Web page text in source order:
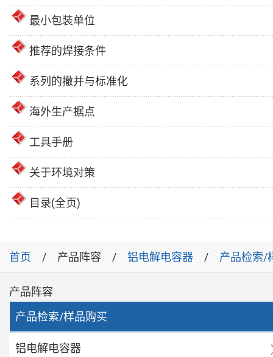
最小包装单位
推荐的焊接条件
系列的撤并与标准化
海外生产据点
工具手册
关于环境对策
目录(全页)
首页 产品阵容 铝电解电容器 产品检索/
产品阵容
产品检索/样品购买
铝电解电容器